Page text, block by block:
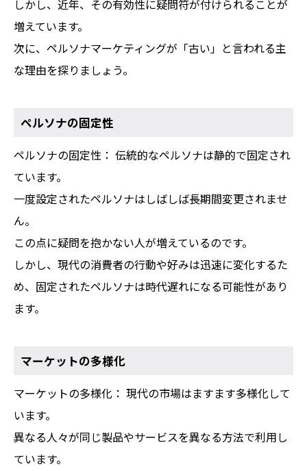
しかし、近年、その有効性に疑問符が付けられることが
増えています。
次に、ペルソナマーケティングが「古い」と言われる主
な理由を探りましょう。
ペルソナの固定性
ペルソナの固定性 ： 伝統的なペルソナは静的で固定され
ています。
一度設定されたペルソナはしばしば長期間変更されませ
ん。
この点に疑問を抱かない人が増えているのです。
しかし、現代の消費者の行動や好みは迅速に変化するた
め、固定されたペルソナは時代遅れになる可能性があり
ます。
マーケットの多様化
マーケットの多様化 ： 現代の市場はますます多様化して
います。
異なる人々が同じ製品やサービスを異なる方法で利用し
ています。